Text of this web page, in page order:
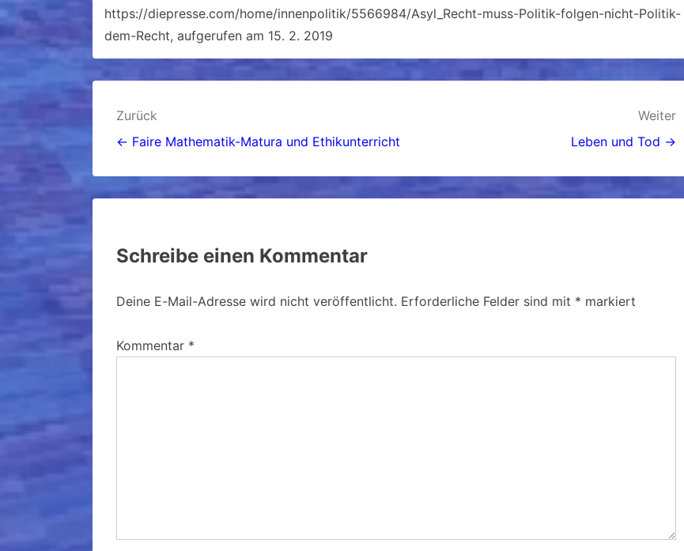
https://diepresse.com/home/innenpolitik/5566984/Asyl_Recht-muss-Politik-folgen-nicht-Politik-
dem-Recht, aufgerufen am 15. 2. 2019
Beitragsnavigation
Zurück
← Faire Mathematik-Matura und Ethikunterricht
Weiter
Leben und Tod →
Schreibe einen Kommentar
Deine E-Mail-Adresse wird nicht veröffentlicht. Erforderliche Felder sind mit * markiert
Kommentar *